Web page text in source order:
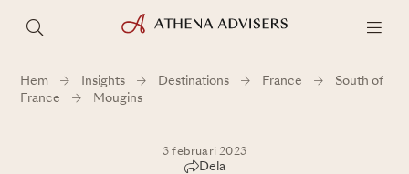
Hem Insights Destinations France
South of
France
Mougins
3 februari 2023
Dela